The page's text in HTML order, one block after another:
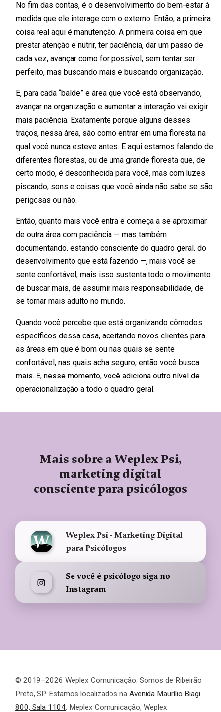
No fim das contas, é o desenvolvimento do bem-estar à
medida que ele interage com o externo. Então, a primeira
coisa real aqui é manutenção. A primeira coisa em que
prestar atenção é nutrir, ter paciência, dar um passo de
cada vez, avançar como for possível, sem tentar ser
perfeito, mas buscando mais e buscando organização.
E, para cada “balde” e área que você está observando,
avançar na organização e aumentar a interação vai exigir
mais paciência. Exatamente porque alguns desses
traços, nessa área, são como entrar em uma floresta na
qual você nunca esteve antes. E aqui estamos falando de
diferentes florestas, ou de uma grande floresta que, de
certo modo, é desconhecida para você, mas com luzes
piscando, sons e coisas que você ainda não sabe se são
perigosas ou não.
Então, quanto mais você entra e começa a se aproximar
de outra área com paciência — mas também
documentando, estando consciente do quadro geral, do
desenvolvimento que está fazendo —, mais você se
sente confortável, mais isso sustenta todo o movimento
de buscar mais, de assumir mais responsabilidade, de
se tornar mais adulto no mundo.
Quando você percebe que está organizando cômodos
específicos dessa casa, aceitando novos clientes para
as áreas em que é bom ou nas quais se sente
confortável, nas quais acha seguro, então você busca
mais. E, nesse momento, você adiciona outro nível de
operacionalização a todo o quadro geral.
Mais sobre a Weplex Psi,
marketing digital
consciente para psicólogos
Weplex Psi - Marketing Digital
para Psicólogos
Se você é psicólogo siga no
Instagram
© 2019–2026 Weplex Comunicação. Somos de Ribeirão
Preto, SP. Estamos localizados na Avenida Maurílio Biagi
800, Sala 1104. Meplex Comunicação, Weplex